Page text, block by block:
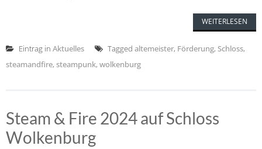
WEITERLESEN
Eintrag in Aktuelles Tagged altemeister, Förderung, Schloss,
steamandfire, steampunk, wolkenburg
Steam & Fire 2024 auf Schloss
Wolkenburg